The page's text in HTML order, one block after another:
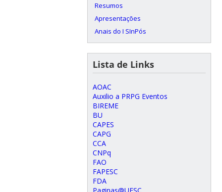
Resumos
Apresentações
Anais do I SInPós
Lista de Links
AOAC
Auxilio a PRPG Eventos
BIREME
BU
CAPES
CAPG
CCA
CNPq
FAO
FAPESC
FDA